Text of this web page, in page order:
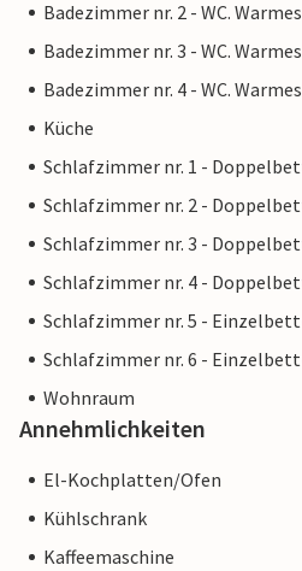
Badezimmer nr. 2 - WC.
Badezimmer nr. 3 - WC.
Badezimmer nr. 4 - WC.
Küche
Schlafzimmer nr. 1 -
Schlafzimmer nr. 2 -
Schlafzimmer nr. 3 -
Schlafzimmer nr. 4 -
Schlafzimmer nr. 5 -
Schlafzimmer nr. 6 -
Wohnraum
Annehmlichkeiten
El-Kochplatten/Ofen
Kühlschrank
Kaffeemaschine